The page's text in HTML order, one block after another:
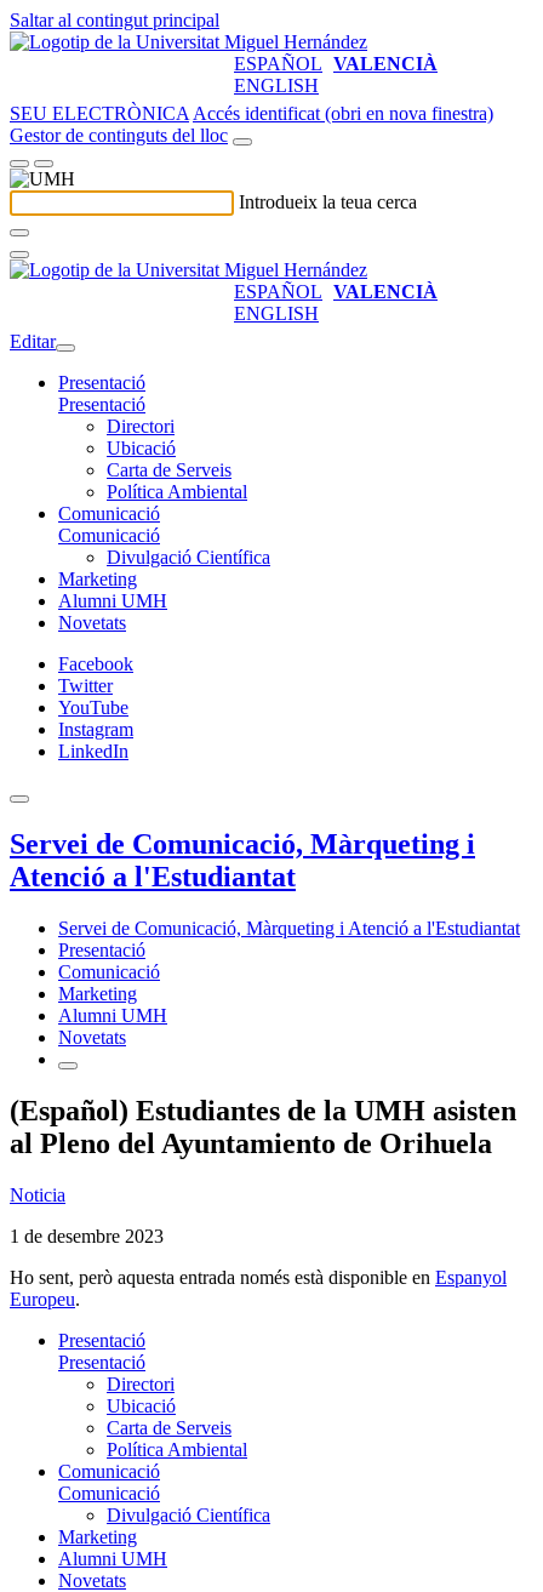
Saltar al contingut principal
ESPAÑOL VALENCIÀ
ENGLISH
SEU ELECTRÒNICA Accés identificat (obri en nova finestra)
Gestor de continguts del lloc
Introdueix la teua cerca
ESPAÑOL VALENCIÀ
ENGLISH
Editar
Presentació
Presentació
Directori
Ubicació
Carta de Serveis
Política Ambiental
Comunicació
Comunicació
Divulgació Científica
Marketing
Alumni UMH
Novetats
Facebook
Twitter
YouTube
Instagram
LinkedIn
Servei de Comunicació, Màrqueting i
Atenció a l'Estudiantat
Servei de Comunicació, Màrqueting i Atenció a l'Estudiantat
Presentació
Comunicació
Marketing
Alumni UMH
Novetats
(Español) Estudiantes de la UMH asisten
al Pleno del Ayuntamiento de Orihuela
Noticia
1 de desembre 2023
Ho sent, però aquesta entrada només està disponible en Espanyol
Europeu.
Presentació
Presentació
Directori
Ubicació
Carta de Serveis
Política Ambiental
Comunicació
Comunicació
Divulgació Científica
Marketing
Alumni UMH
Novetats